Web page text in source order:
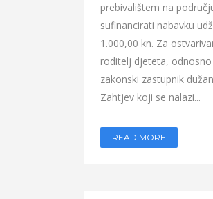
prebivalištem na
sufinancirati nabavku
1.000,00 kn. Za
roditelj djeteta,
zakonski zastupnik
Zahtjev koji se nalazi...
READ MORE